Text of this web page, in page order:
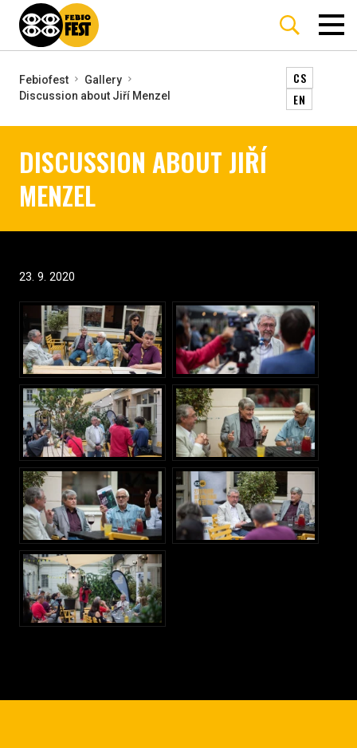
Febiofest
Gallery
Discussion about Jiří Menzel
CS
EN
DISCUSSION ABOUT JIŘÍ
MENZEL
23. 9. 2020